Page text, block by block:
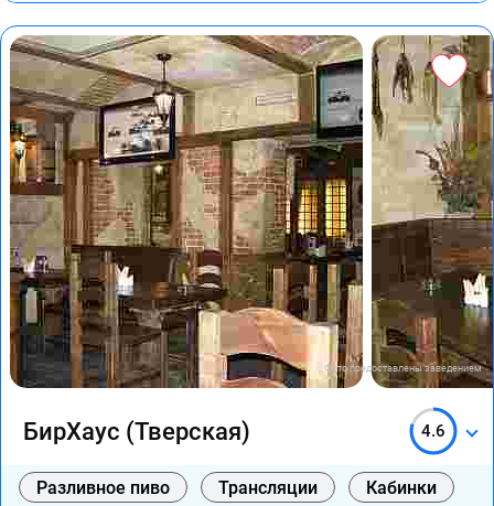
Фото предоставлены заведением
БирХаус (Тверская) 4.6
Разливное пиво Трансляции Кабинки